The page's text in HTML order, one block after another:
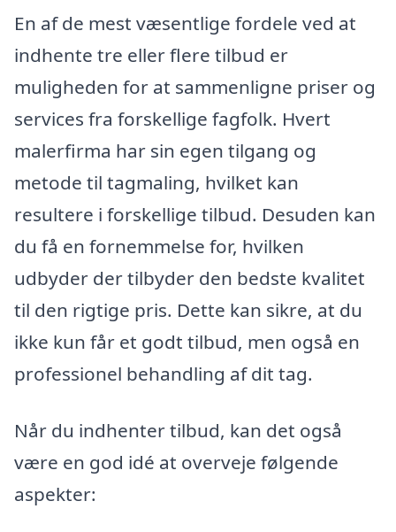
En af de mest væsentlige fordele ved at
indhente tre eller flere tilbud er
muligheden for at sammenligne priser og
services fra forskellige fagfolk. Hvert
malerfirma har sin egen tilgang og
metode til tagmaling, hvilket kan
resultere i forskellige tilbud. Desuden kan
du få en fornemmelse for, hvilken
udbyder der tilbyder den bedste kvalitet
til den rigtige pris. Dette kan sikre, at du
ikke kun får et godt tilbud, men også en
professionel behandling af dit tag.
Når du indhenter tilbud, kan det også
være en god idé at overveje følgende
aspekter: